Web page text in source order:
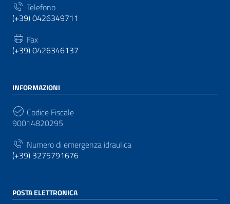
Telefono
(+39) 0426349711
Fax
(+39) 0426346137
INFORMAZIONI
Codice Fiscale
90014820295
Numero di emergenza idraulica
(+39) 3275791676
POSTA ELETTRONICA